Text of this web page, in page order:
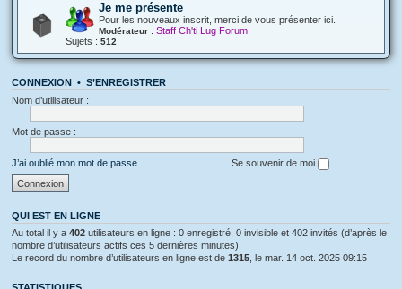
Je me présente
Pour les nouveaux inscrit, merci de vous présenter ici.
Modérateur : Staff Ch'ti Lug Forum
Sujets : 512
CONNEXION • S’ENREGISTRER
Nom d’utilisateur :
Mot de passe :
J’ai oublié mon mot de passe Se souvenir de moi
QUI EST EN LIGNE
Au total il y a 402 utilisateurs en ligne : 0 enregistré, 0 invisible et 402 invités (d’après le
nombre d’utilisateurs actifs ces 5 dernières minutes)
Le record du nombre d’utilisateurs en ligne est de 1315 , le mar. 14 oct. 2025 09:15